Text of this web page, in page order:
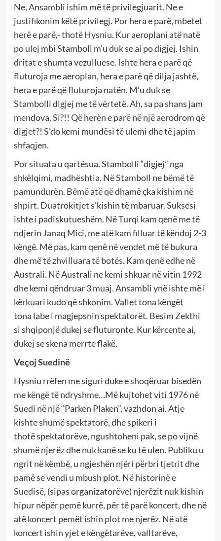
Ne, Ansambli ishim më të privilegjuarit. Ne e
justifikonim këtë privilegj. Por hera e parë, mbetet
herë e parë,- thotë Hysniu. Kur aeroplani atë natë
po ulej mbi Stamboll m’u duk se ai po digjej. Ishin
dritat e shumta vezulluese. Ishte hera e parë që
fluturoja me aeroplan, hera e parë që dilja jashtë,
hera e parë që fluturoja natën. M’u duk se
Stambolli digjej me të vërtetë. Ah, sa pa shans jam
mendova. Si?!! Që herën e parë në një aerodrom që
digjet?! S’do kemi mundësi të ulemi dhe të japim
shfaqjen.
Por situata u qartësua. Stambolli “digjej” nga
shkëlqimi, madhështia. Në Stamboll ne bëmë të
pamundurën. Bëmë atë që dhamë çka kishim në
shpirt. Duatrokitjet s’kishin të mbaruar. Suksesi
ishte i padiskutueshëm. Në Turqi kam qenë me të
ndjerin Janaq Mici, me atë kam filluar të këndoj 2-3
këngë. Më pas, kam qenë në vendet më të bukura
dhe më të zhvilluara të botës. Kam qenë edhe në
Australi. Në Australi ne kemi shkuar në vitin 1992
dhe kemi qëndruar 3 muaj. Ansambli ynë ishte më i
kërkuari kudo që shkonim. Vallet tona këngët
tona labe i magjepsnin spektatorët. Besim Zekthi
si shqiponjë dukej se fluturonte. Kur kërcente ai,
dukej se skena merrte flakë.
Veçoj Suedinë
Hysniu rrëfen me siguri duke e shoqëruar bisedën
me këngë të ndryshme…Më kujtohet viti 1976 në
Suedi në një “Parken Plaken”, vazhdon ai. Atje
kishte shumë spektatorë, dhe spikeri i
thotë spektatorëve, ngushtoheni pak, se po vijnë
shumë njerëz dhe nuk kanë se ku të ulen. Publiku u
ngrit në këmbë, u ngjeshën njëri përbri tjetrit dhe
pamë se vendi u mbush plot. Në historinë e
Suedisë, (sipas organizatorëve) njerëzit nuk kishin
hipur nëpër pemë kurrë, për të parë koncert, dhe në
atë koncert pemët ishin plot me njerëz. Në atë
koncert ishin yjet e këngëtarëve, valltarëve,